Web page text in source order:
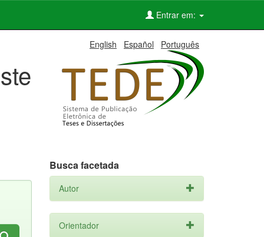
Entrar em:
English Español Português
Busca facetada
Autor
Orientador